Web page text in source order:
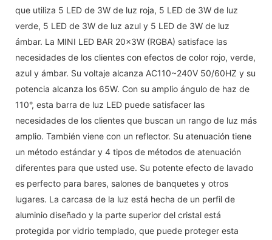
que utiliza 5 LED de 3W de luz roja, 5 LED de 3W de luz
verde, 5 LED de 3W de luz azul y 5 LED de 3W de luz
ámbar. La MINI LED BAR 20x3W (RGBA) satisface las
necesidades de los clientes con efectos de color rojo, verde,
azul y ámbar. Su voltaje alcanza AC110~240V 50/60HZ y su
potencia alcanza los 65W. Con su amplio ángulo de haz de
110°, esta barra de luz LED puede satisfacer las
necesidades de los clientes que buscan un rango de luz más
amplio. También viene con un reflector. Su atenuación tiene
un método estándar y 4 tipos de métodos de atenuación
diferentes para que usted use. Su potente efecto de lavado
es perfecto para bares, salones de banquetes y otros
lugares. La carcasa de la luz está hecha de un perfil de
aluminio diseñado y la parte superior del cristal está
protegida por vidrio templado, que puede proteger esta